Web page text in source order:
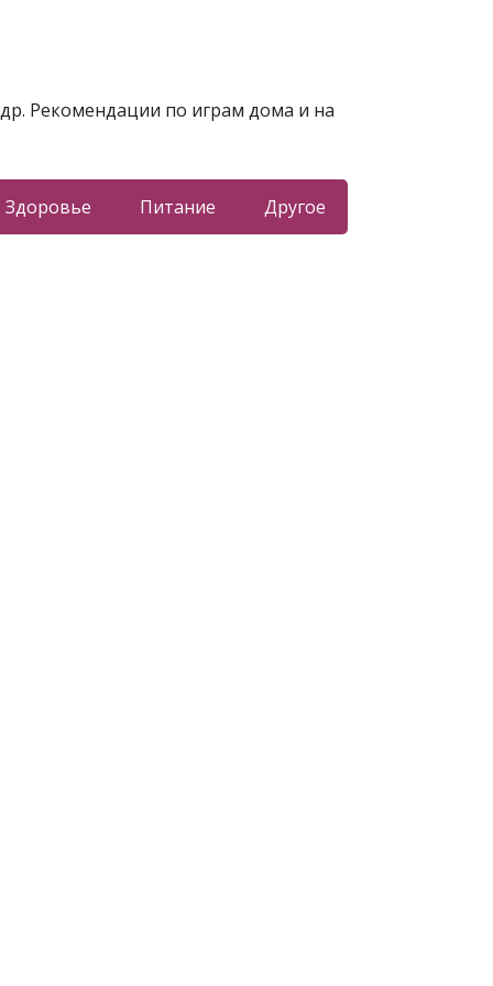
Рекомендации по играм дома и на
Здоровье Питание Другое